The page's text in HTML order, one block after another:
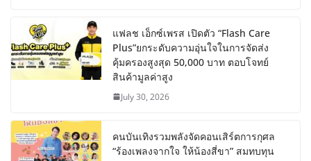
แฟลช เอ็กซ์เพรส เปิดตัว “Flash Care
Plus”ยกระดับความอุ่นใจในการจัดส่ง
คุ้มครองสูงสุด 50,000 บาท ตอบโจทย์
สินค้ามูลค่าสูง
July 30, 2026
คนบันเทิงรวมพลังจัดคอนเสิร์ตการกุศล
“ร้องเพลงจากใจ ให้น้องสี่ขา” สมทบทุน